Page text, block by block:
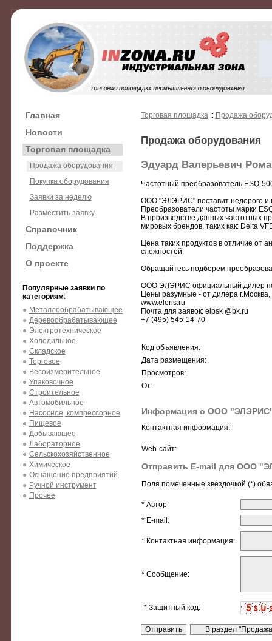
Главная
Новости
Торговая площадка
Продажа оборудования
Покупка оборудования
Заявки за неделю
Разместить заявку
Справочник
Поддержка
О проекте
Популярные заявки по
категориям:
Металлообрабатывающее
Деревообрабатывающее
Электротехническое
Холодильное
Складское
Торговое
Весоизмерительное
Упаковочное
Строительное
Автомобильное
Насосное, компрессорное
Пищевое
Добывающее
Лабораторное
Сельскохозяйственное
Химическое
Оснащение предприятий
Ручной инструмент
Прочее
Торговая площадка:: Продажа
Продажа оборудования
Эдуард Валерьевич
Частотный преобразователь ESQ-
ООО "ЭЛЭРИС" поставит недорого и
Преобразователи частоты марки
В производстве данных частотных
мировых брендов, таких как: Delta
Цена таких продуктов в отличие от
сложностей.
Обращайтесь подберем
ООО ЭЛЭРИС официальный дилер по
Цены разумные - от дилера
www.eleris.ru
Почта для заявок: elpsk @bk.ru
+7 (495) 545-14-70
Код объявления:
Дата размещения:
Просмотров:
От:
Информация о ООО
Контактная информация:
Web-сайт:
Отправить E-mail для ООО
Поля помеченные звездочкой (*)
* Автор:
* E-mail:
* Контактная информация:
* Сообщение:
* Защитный код: